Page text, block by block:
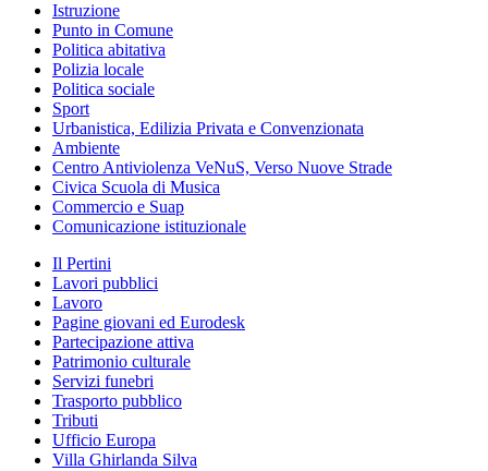
Istruzione
Punto in Comune
Politica abitativa
Polizia locale
Politica sociale
Sport
Urbanistica, Edilizia Privata e Convenzionata
Ambiente
Centro Antiviolenza VeNuS, Verso Nuove Strade
Civica Scuola di Musica
Commercio e Suap
Comunicazione istituzionale
Il Pertini
Lavori pubblici
Lavoro
Pagine giovani ed Eurodesk
Partecipazione attiva
Patrimonio culturale
Servizi funebri
Trasporto pubblico
Tributi
Ufficio Europa
Villa Ghirlanda Silva